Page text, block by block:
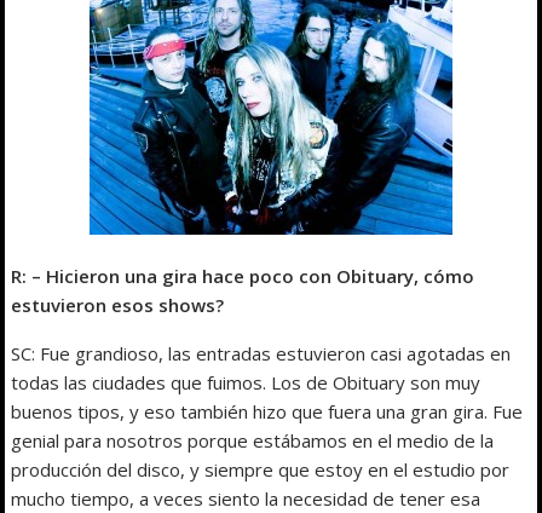
R: – Hicieron una gira hace poco con Obituary, cómo
estuvieron esos shows?
SC: Fue grandioso, las entradas estuvieron casi agotadas en
todas las ciudades que fuimos. Los de Obituary son muy
buenos tipos, y eso también hizo que fuera una gran gira. Fue
genial para nosotros porque estábamos en el medio de la
producción del disco, y siempre que estoy en el estudio por
mucho tiempo, a veces siento la necesidad de tener esa